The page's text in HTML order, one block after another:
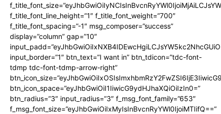
f_title_font_line_height=”1″ f_title_font_weight=”700″
f_title_font_spacing=”-1″ msg_composer=”success”
display=”column” gap=”10″
input_border=”1″ btn_text=”I want in” btn_tdicon=”tdc-font-
tdmp tdc-font-tdmp-arrow-right”
btn_icon_space=”eyJhbGwiOiI1IiwicG9ydHJhaXQiOiIzIn0=”
btn_radius=”3″ input_radius=”3″ f_msg_font_family=”653″
f_msg_font_size=”eyJhbGwiOiIxMyIsInBvcnRyYWl0IjoiMTIifQ==”